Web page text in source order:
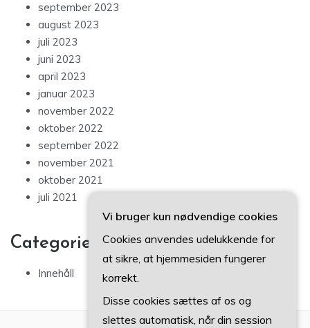
september 2023
august 2023
juli 2023
juni 2023
april 2023
januar 2023
november 2022
oktober 2022
september 2022
november 2021
oktober 2021
juli 2021
Categories
Innehåll
Vi bruger kun nødvendige cookies
Cookies anvendes udelukkende for
at sikre, at hjemmesiden fungerer
korrekt.
Disse cookies sættes af os og
slettes automatisk, når din session